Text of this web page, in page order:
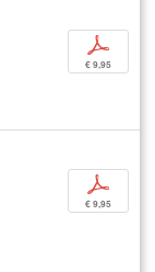
p
€ 9,95
p
€ 9,95